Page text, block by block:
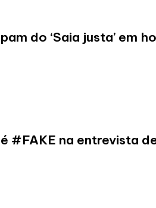
do ‘Saia justa’ em
#FAKE na entrevista